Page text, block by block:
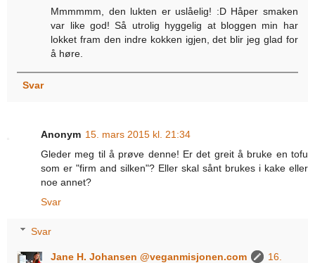
Mmmmmm, den lukten er uslåelig! :D Håper smaken
var like god! Så utrolig hyggelig at bloggen min har
lokket fram den indre kokken igjen, det blir jeg glad for
å høre.
Svar
Anonym 15. mars 2015 kl. 21:34
Gleder meg til å prøve denne! Er det greit å bruke en tofu
som er "firm and silken"? Eller skal sånt brukes i kake eller
noe annet?
Svar
Svar
Jane H. Johansen @veganmisjonen.com
16.